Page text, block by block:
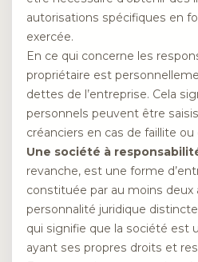
autorisations spécifiques en
exercée.
En ce qui concerne les
propriétaire est
dettes de l’entreprise. Cela
personnels peuvent être
créanciers en cas de faillite ou
Une société à
revanche, est une forme
constituée par au moins deux
personnalité juridique
qui signifie que la société est
ayant ses propres droits et